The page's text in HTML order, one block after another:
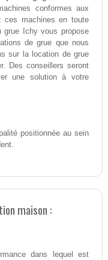
conformes aux
machines en toute
grue Ichy vous propose
de grue que nous
sur la location de grue
Des conseillers seront
une solution à votre
positionnée au sein
maison :
dans lequel est